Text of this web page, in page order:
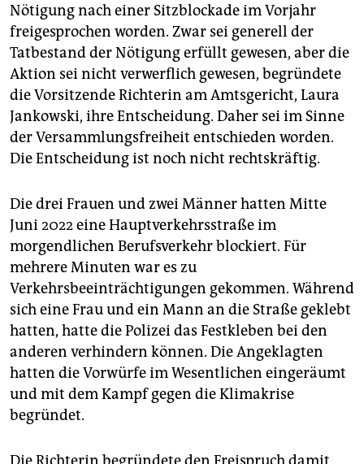
unterstützen
abo
genossenschaft
epaper login
Nötigung nach einer Sitzblockade im Vorjahr
freigesprochen worden. Zwar sei generell der
Tatbestand der Nötigung erfüllt gewesen, aber die
Aktion sei nicht verwerflich gewesen, begründete
die Vorsitzende Richterin am Amtsgericht, Laura
Jankowski, ihre Entscheidung. Daher sei im Sinne
der Versammlungsfreiheit entschieden worden.
Die Entscheidung ist noch nicht rechtskräftig.
Die drei Frauen und zwei Männer hatten Mitte
Juni 2022 eine Hauptverkehrsstraße im
morgendlichen Berufsverkehr blockiert. Für
mehrere Minuten war es zu
Verkehrsbeeinträchtigungen gekommen. Während
sich eine Frau und ein Mann an die Straße geklebt
hatten, hatte die Polizei das Festkleben bei den
anderen verhindern können. Die Angeklagten
hatten die Vorwürfe im Wesentlichen eingeräumt
und mit dem Kampf gegen die Klimakrise
begründet.